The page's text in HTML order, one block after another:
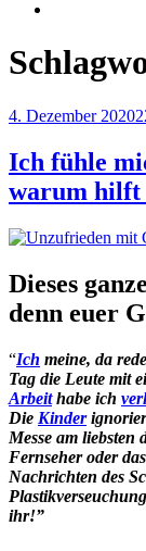
Veröffentlicht
4. Dezember 2020
Ich fühle
warum hilft
Dieses
denn euer
“Ich meine, da
Tag die Leute mit
Arbeithabe ich
Die Kinder
Messe am liebsten
Fernseher oder
Nachrichten des
ihr!”